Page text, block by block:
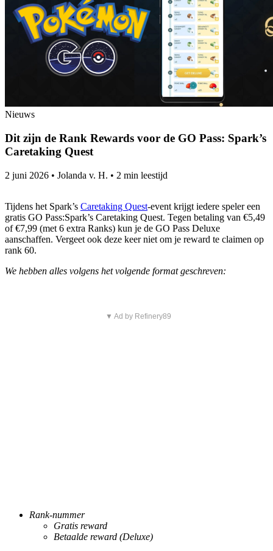
Nieuws
Dit zijn de Rank Rewards voor de GO Pass: Spark’s
Caretaking Quest
2 juni 2026 • Jolanda v. H. • 2 min leestijd
Tijdens het Spark’s Caretaking Quest-event krijgt iedere speler een
gratis GO Pass:Spark’s Caretaking Quest. Tegen betaling van €5,49
of €7,99 (met 6 extra Ranks) kun je de GO Pass Deluxe
aanschaffen. Vergeet ook deze keer niet om je reward te claimen op
rank 60.
We hebben alles volgens het volgende format geschreven:
▼ Ad by Refinery89
Rank-nummer
Gratis reward
Betaalde reward (Deluxe)